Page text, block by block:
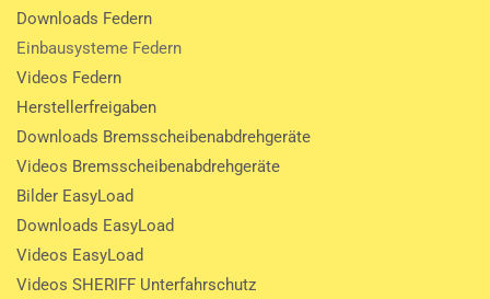
Downloads Federn
Einbausysteme Federn
Videos Federn
Herstellerfreigaben
Downloads Bremsscheibenabdrehgeräte
Videos Bremsscheibenabdrehgeräte
Bilder EasyLoad
Downloads EasyLoad
Videos EasyLoad
Videos SHERIFF Unterfahrschutz